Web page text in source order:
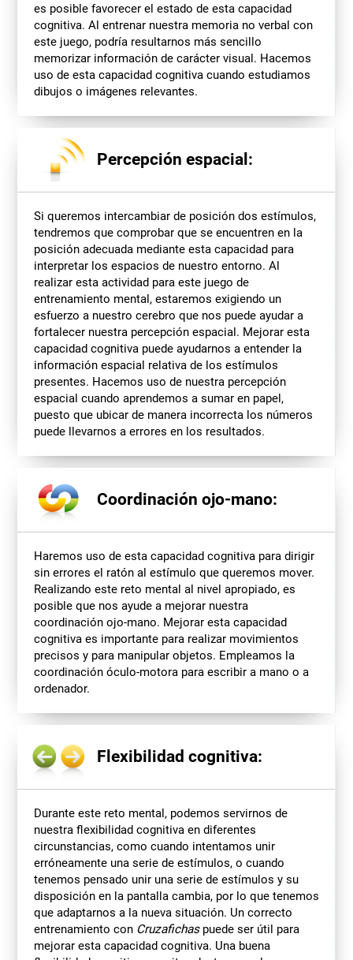
es posible favorecer el estado de esta capacidad
cognitiva. Al entrenar nuestra memoria no verbal con
este juego, podría resultarnos más sencillo
memorizar información de carácter visual. Hacemos
uso de esta capacidad cognitiva cuando estudiamos
dibujos o imágenes relevantes.
Percepción espacial:
Si queremos intercambiar de posición dos estímulos,
tendremos que comprobar que se encuentren en la
posición adecuada mediante esta capacidad para
interpretar los espacios de nuestro entorno. Al
realizar esta actividad para este juego de
entrenamiento mental, estaremos exigiendo un
esfuerzo a nuestro cerebro que nos puede ayudar a
fortalecer nuestra percepción espacial. Mejorar esta
capacidad cognitiva puede ayudarnos a entender la
información espacial relativa de los estímulos
presentes. Hacemos uso de nuestra percepción
espacial cuando aprendemos a sumar en papel,
puesto que ubicar de manera incorrecta los números
puede llevarnos a errores en los resultados.
Coordinación ojo-mano:
Haremos uso de esta capacidad cognitiva para dirigir
sin errores el ratón al estímulo que queremos mover.
Realizando este reto mental al nivel apropiado, es
posible que nos ayude a mejorar nuestra
coordinación ojo-mano. Mejorar esta capacidad
cognitiva es importante para realizar movimientos
precisos y para manipular objetos. Empleamos la
coordinación óculo-motora para escribir a mano o a
ordenador.
Flexibilidad cognitiva:
Durante este reto mental, podemos servirnos de
nuestra flexibilidad cognitiva en diferentes
circunstancias, como cuando intentamos unir
erróneamente una serie de estímulos, o cuando
tenemos pensado unir una serie de estímulos y su
disposición en la pantalla cambia, por lo que tenemos
que adaptarnos a la nueva situación. Un correcto
entrenamiento con Cruzafichaspuede ser útil para
mejorar esta capacidad cognitiva. Una buena